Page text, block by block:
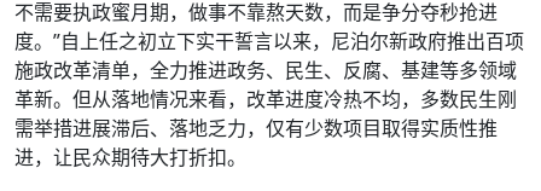
不需要执政蜜月期，做事不靠熬天数，而是争分夺秒抢进
度。”自上任之初立下实干誓言以来，尼泊尔新政府推出百项
施政改革清单，全力推进政务、民生、反腐、基建等多领域
革新。但从落地情况来看，改革进度冷热不均，多数民生刚
需举措进展滞后、落地乏力，仅有少数项目取得实质性推
进，让民众期待大打折扣。